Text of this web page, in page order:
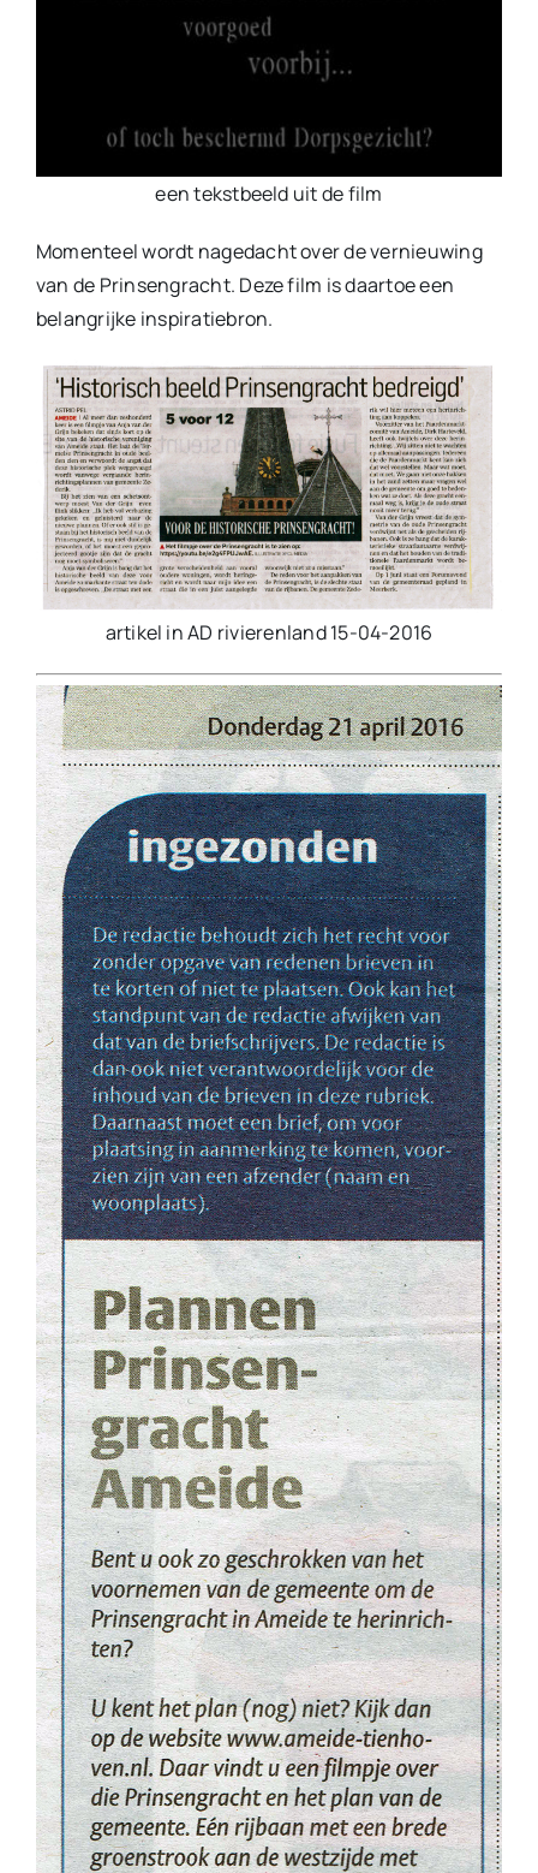
een tekstbeeld uit de film
Momenteel wordt nagedacht over de vernieuwing
van de Prinsengracht. Deze film is daartoe een
belangrijke inspiratiebron.
artikel in AD rivierenland 15-04-2016